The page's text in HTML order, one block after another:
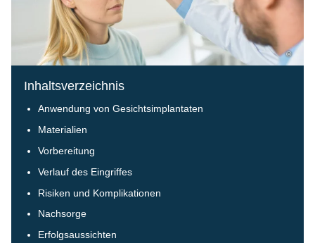
©
Inhaltsverzeichnis
Anwendung von Gesichtsimplantaten
Materialien
Vorbereitung
Verlauf des Eingriffes
Risiken und Komplikationen
Nachsorge
Erfolgsaussichten